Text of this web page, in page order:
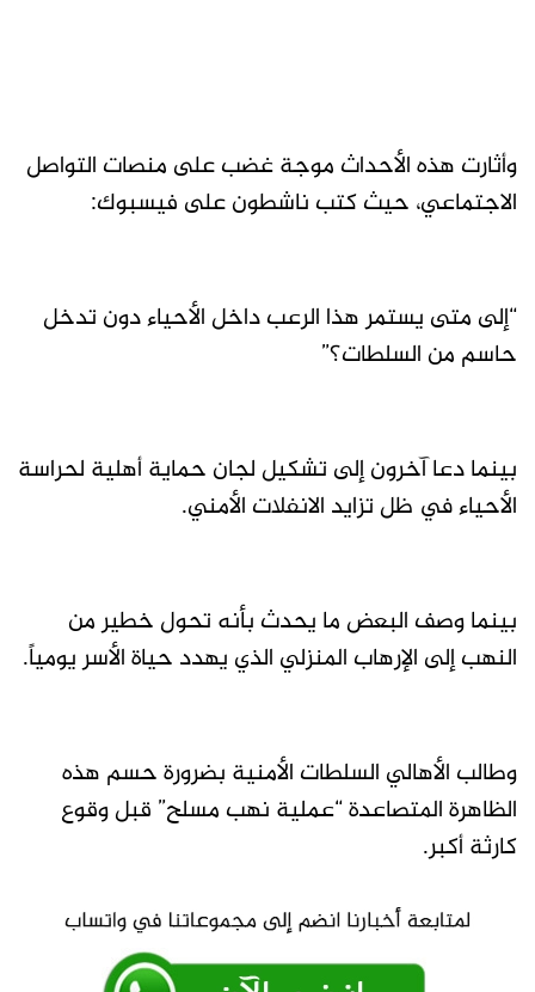
وأثارت هذه الأحداث موجة غضب على منصات التواصل
الاجتماعي، حيث كتب ناشطون على فيسبوك:
“إلى متى يستمر هذا الرعب داخل الأحياء دون تدخل
حاسم من السلطات؟”
بينما دعا آخرون إلى تشكيل لجان حماية أهلية لحراسة
الأحياء في ظل تزايد الانفلات الأمني.
بينما وصف البعض ما يحدث بأنه تحول خطير من
النهب إلى الإرهاب المنزلي الذي يهدد حياة الأسر يومياً.
وطالب الأهالي السلطات الأمنية بضرورة حسم هذه
الظاهرة المتصاعدة “عملية نهب مسلح” قبل وقوع
كارثة أكبر.